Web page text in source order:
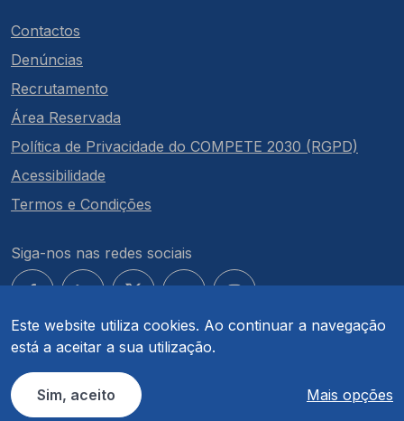
Este website utiliza cookies. Ao continuar a navegação
está a aceitar a sua utilização.
Sim, aceito Mais opções
Contactos
Denúncias
Recrutamento
Área Reservada
Política de Privacidade do COMPETE 2030 (RGPD)
Acessibilidade
Termos e Condições
Siga-nos nas redes sociais
© COMPETE 2030. Todos os direitos reservados.